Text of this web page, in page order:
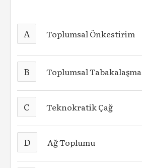
A Toplumsal Önkestirim
B Toplumsal Tabakalaşma
C Teknokratik Çağ
D Ağ Toplumu